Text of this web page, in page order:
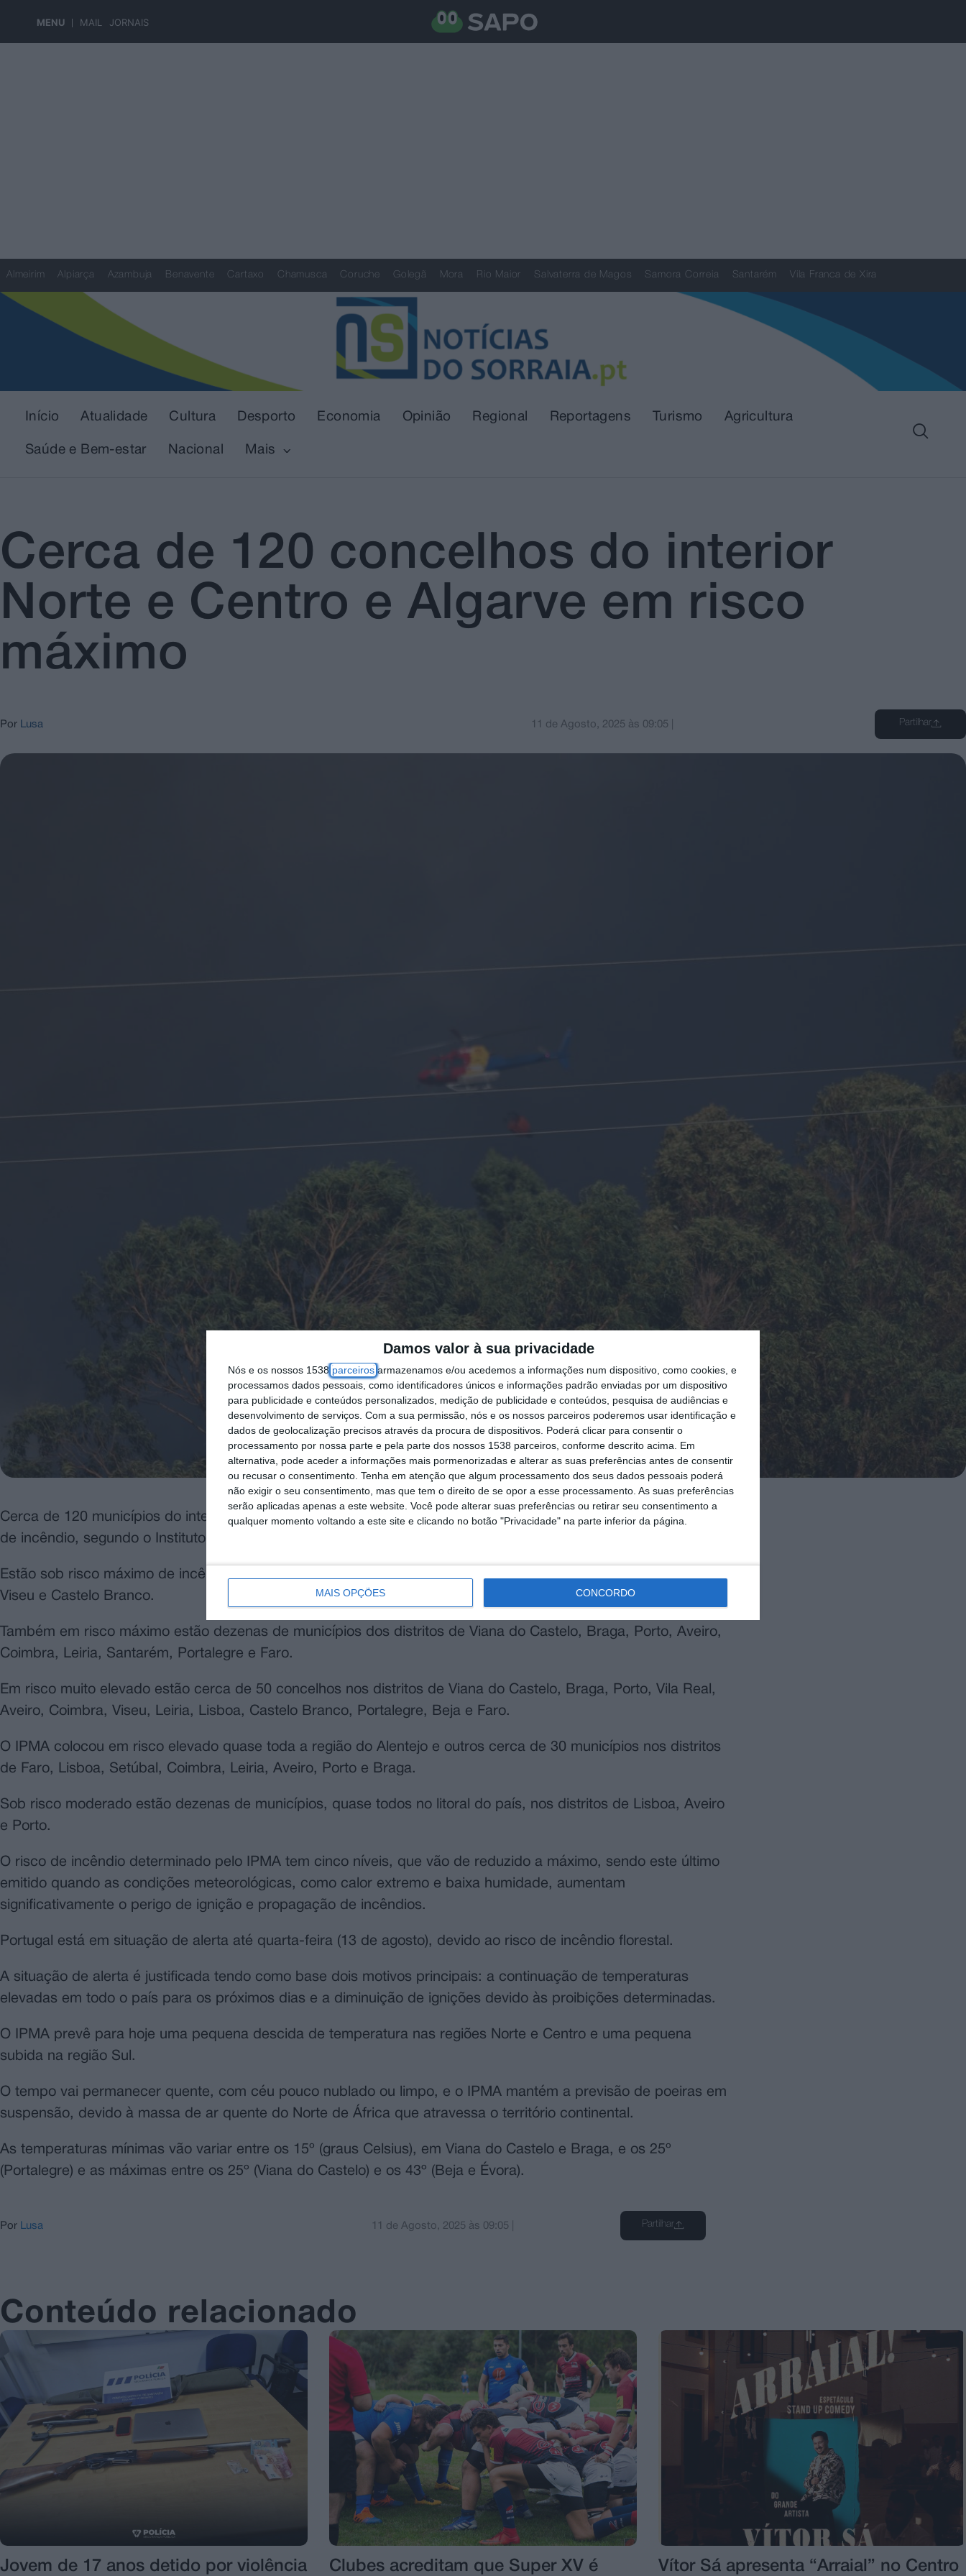
Damos valor à sua privacidade
Nós e os nossos 1538 parceiros armazenamos e/ou acedemos a informações num dispositivo, como cookies, e
processamos dados pessoais, como identificadores únicos e informações padrão enviadas por um dispositivo
para publicidade e conteúdos personalizados, medição de publicidade e conteúdos, pesquisa de audiências e
desenvolvimento de serviços. Com a sua permissão, nós e os nossos parceiros poderemos usar identificação e
dados de geolocalização precisos através da procura de dispositivos. Poderá clicar para consentir o
processamento por nossa parte e pela parte dos nossos 1538 parceiros, conforme descrito acima. Em
alternativa, pode aceder a informações mais pormenorizadas e alterar as suas preferências antes de consentir
ou recusar o consentimento. Tenha em atenção que algum processamento dos seus dados pessoais poderá
não exigir o seu consentimento, mas que tem o direito de se opor a esse processamento. As suas preferências
serão aplicadas apenas a este website. Você pode alterar suas preferências ou retirar seu consentimento a
qualquer momento voltando a este site e clicando no botão "Privacidade" na parte inferior da página.
MAIS OPÇÕES CONCORDO
MENU MAIL JORNAIS
Almeirim Alpiarça Azambuja Benavente Cartaxo Chamusca Coruche Golegã Mora Rio Maior Salvaterra de Magos Samora Correia Santarém Vila Franca de Xira
Início Atualidade Cultura Desporto Economia Opinião Regional Reportagens Turismo Agricultura
Saúde e Bem-estar Nacional Mais
Cerca de 120 concelhos do interior
Norte e Centro e Algarve em risco
máximo
Por Lusa 11 de Agosto, 2025 às 09:05 Partilhar
Cerca de 120 municípios do interior Norte e centro do país e da região do Algarve estão hoje em risco máximo
de incêndio, segundo o Instituto Português do Mar e da Atmosfera (IPMA).
Estão sob risco máximo de incêndio todos os concelhos dos distritos de Bragança e Guarda e a maioria dos de
Viseu e Castelo Branco.
Também em risco máximo estão dezenas de municípios dos distritos de Viana do Castelo, Braga, Porto, Aveiro,
Coimbra, Leiria, Santarém, Portalegre e Faro.
Em risco muito elevado estão cerca de 50 concelhos nos distritos de Viana do Castelo, Braga, Porto, Vila Real,
Aveiro, Coimbra, Viseu, Leiria, Lisboa, Castelo Branco, Portalegre, Beja e Faro.
O IPMA colocou em risco elevado quase toda a região do Alentejo e outros cerca de 30 municípios nos distritos
de Faro, Lisboa, Setúbal, Coimbra, Leiria, Aveiro, Porto e Braga.
Sob risco moderado estão dezenas de municípios, quase todos no litoral do país, nos distritos de Lisboa, Aveiro
e Porto.
O risco de incêndio determinado pelo IPMA tem cinco níveis, que vão de reduzido a máximo, sendo este último
emitido quando as condições meteorológicas, como calor extremo e baixa humidade, aumentam
significativamente o perigo de ignição e propagação de incêndios.
Portugal está em situação de alerta até quarta-feira (13 de agosto), devido ao risco de incêndio florestal.
A situação de alerta é justificada tendo como base dois motivos principais: a continuação de temperaturas
elevadas em todo o país para os próximos dias e a diminuição de ignições devido às proibições determinadas.
O IPMA prevê para hoje uma pequena descida de temperatura nas regiões Norte e Centro e uma pequena
subida na região Sul.
O tempo vai permanecer quente, com céu pouco nublado ou limpo, e o IPMA mantém a previsão de poeiras em
suspensão, devido à massa de ar quente do Norte de África que atravessa o território continental.
As temperaturas mínimas vão variar entre os 15º (graus Celsius), em Viana do Castelo e Braga, e os 25º
(Portalegre) e as máximas entre os 25º (Viana do Castelo) e os 43º (Beja e Évora).
Por Lusa 11 de Agosto, 2025 às 09:05 Partilhar
Conteúdo relacionado
Jovem de 17 anos detido por violência Clubes acreditam que Super XV é Vítor Sá apresenta “Arraial” no Centro